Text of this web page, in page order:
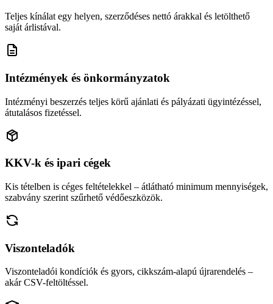
Teljes kínálat egy helyen, szerződéses nettó árakkal és letölthető
saját árlistával.
Intézmények és önkormányzatok
Intézményi beszerzés teljes körű ajánlati és pályázati ügyintézéssel,
átutalásos fizetéssel.
KKV-k és ipari cégek
Kis tételben is céges feltételekkel – átlátható minimum mennyiségek,
szabvány szerint szűrhető védőeszközök.
Viszonteladók
Viszonteladói kondíciók és gyors, cikkszám-alapú újrarendelés –
akár CSV-feltöltéssel.